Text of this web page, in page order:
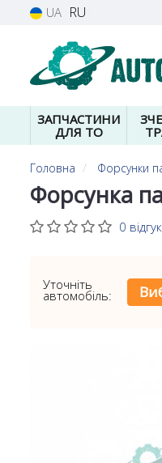
UA RU
ЗАПЧАСТИНИ
ДЛЯ ТО
Головна Форсунки
Форсунка
0
Уточніть
автомобіль: